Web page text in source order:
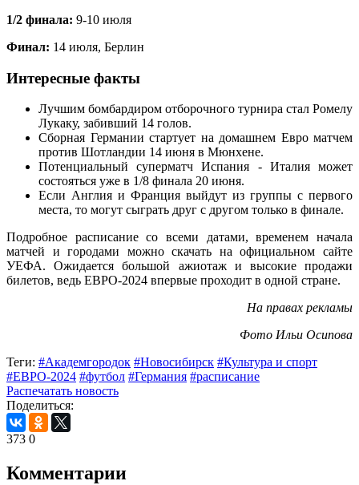
1/2 финала: 9-10 июля
Финал: 14 июля, Берлин
Интересные факты
Лучшим бомбардиром отборочного турнира стал Ромелу
Лукаку, забивший 14 голов.
Сборная Германии стартует на домашнем Евро матчем
против Шотландии 14 июня в Мюнхене.
Потенциальный суперматч Испания - Италия может
состояться уже в 1/8 финала 20 июня.
Если Англия и Франция выйдут из группы с первого
места, то могут сыграть друг с другом только в финале.
Подробное расписание со всеми датами, временем начала
матчей и городами можно скачать на официальном сайте
УЕФА. Ожидается большой ажиотаж и высокие продажи
билетов, ведь ЕВРО-2024 впервые проходит в одной стране.
На правах рекламы
Фото Ильи Осипова
Теги: #Академгородок #Новосибирск #Культура и спорт
#ЕВРО-2024 #футбол #Германия #расписание
Распечатать новость
Поделиться:
373 0
Комментарии